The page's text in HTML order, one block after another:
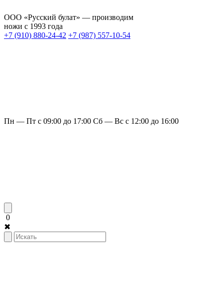
ООО «Русский булат» — производим
ножи с 1993 года
+7 (910) 880-24-42 +7 (987) 557-10-54
Пн — Пт с 09:00 до 17:00 Сб — Вс с 12:00 до 16:00
0
✖